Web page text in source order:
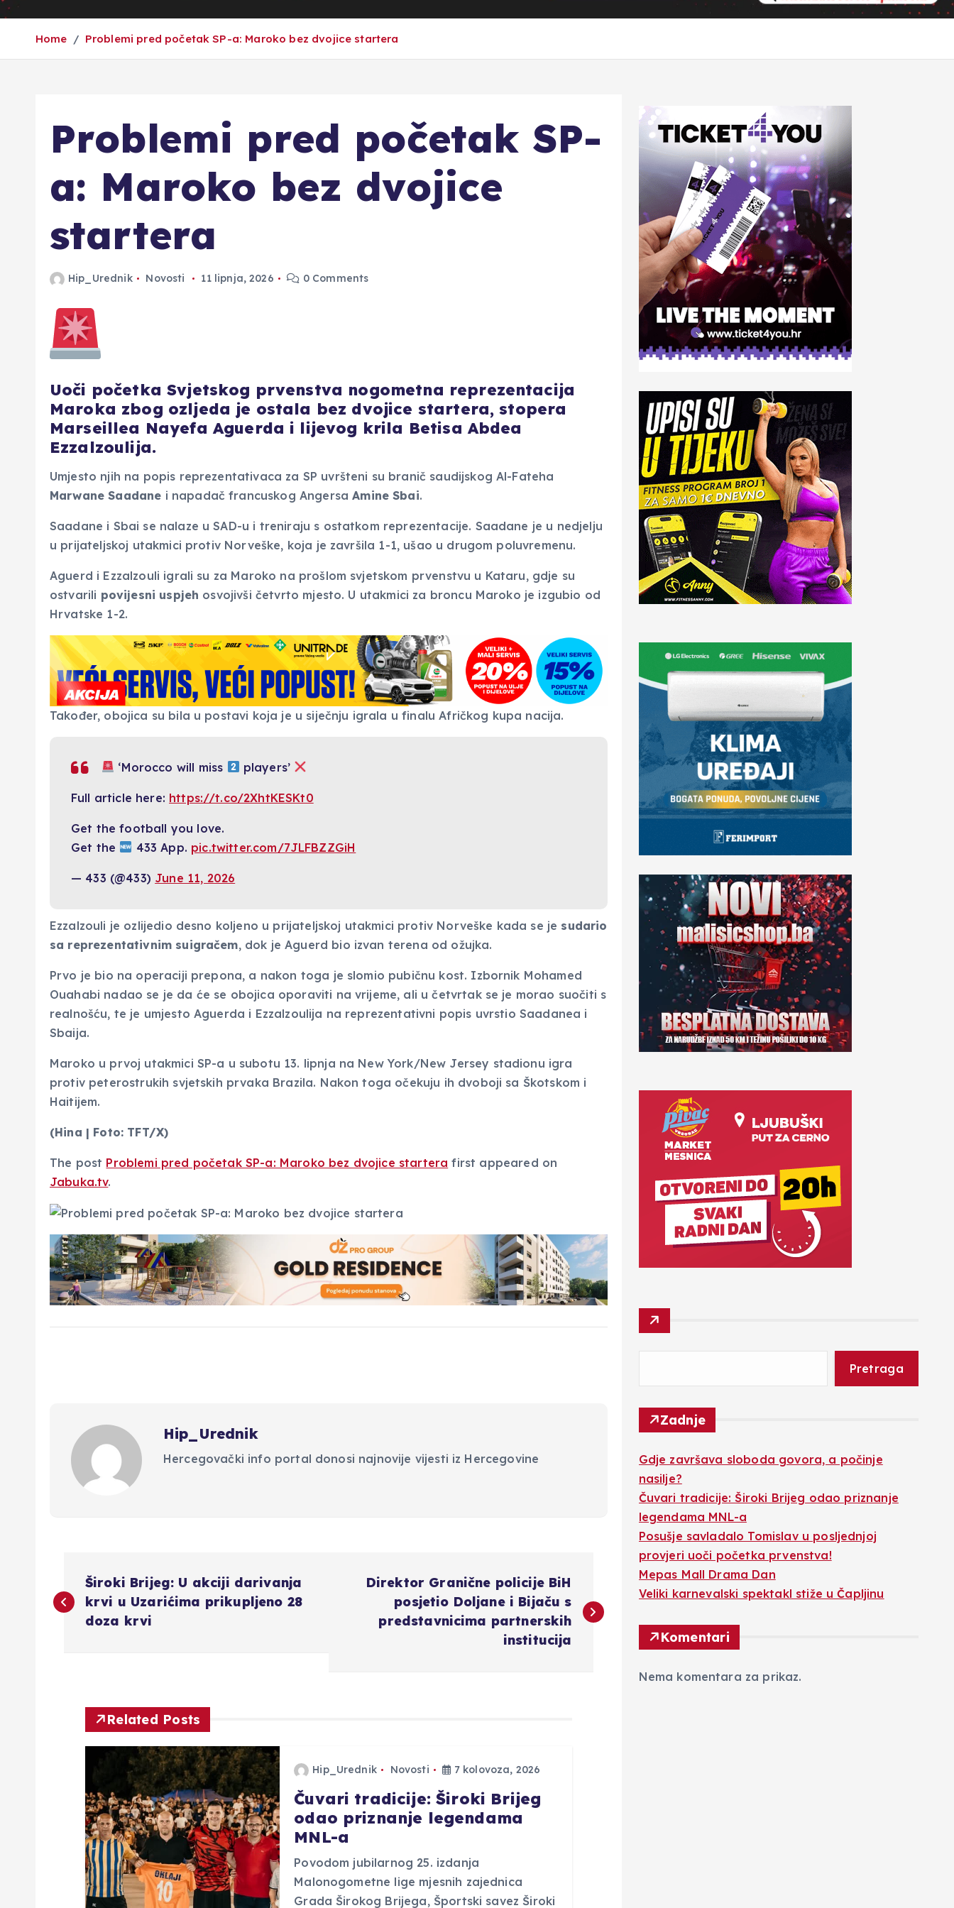
Home Problemi pred početak SP-a: Maroko bez dvojice startera
Problemi pred početak SP-
a: Maroko bez dvojice
startera
Hip_Urednik Novosti 11 lipnja, 2026 0 Comments
Uoči početka Svjetskog prvenstva nogometna reprezentacija
Maroka zbog ozljeda je ostala bez dvojice startera, stopera
Marseillea Nayefa Aguerda i lijevog krila Betisa Abdea
Ezzalzoulija.
Umjesto njih na popis reprezentativaca za SP uvršteni su branič saudijskog Al-Fateha
Marwane Saadane i napadač francuskog AngersaAmine Sbai.
Saadane i Sbai se nalaze u SAD-u i treniraju s ostatkom reprezentacije. Saadane je u nedjelju
u prijateljskoj utakmici protiv Norveške, koja je završila 1-1, ušao u drugom poluvremenu.
Aguerd i Ezzalzouli igrali su za Maroko na prošlom svjetskom prvenstvu u Kataru, gdje su
ostvarili povijesni uspjeh osvojivši četvrto mjesto. U utakmici za broncu Maroko je izgubio od
Hrvatske 1-2.
Također, obojica su bila u postavi koja je u siječnju igrala u finalu Afričkog kupa nacija.
‘Morocco will miss players’
Full article here: https://t.co/2XhtKESKt0
Get the football you love.
Get the
433 App. pic.twitter.com/7JLFBZZGiH
— 433 (@433) June 11, 2026
Ezzalzouli je ozlijedio desno koljeno u prijateljskoj utakmici protiv Norveške kada se je sudario
sa reprezentativnim suigračem, dok je Aguerd bio izvan terena od ožujka.
Prvo je bio na operaciji prepona, a nakon toga je slomio pubičnu kost. Izbornik Mohamed
Ouahabi nadao se je da će se obojica oporaviti na vrijeme, ali u četvrtak se je morao suočiti s
realnošću, te je umjesto Aguerda i Ezzalzoulija na reprezentativni popis uvrstio Saadanea i
Sbaija.
Maroko u prvoj utakmici SP-a u subotu 13. lipnja na New York/New Jersey stadionu igra
protiv peterostrukih svjetskih prvaka Brazila. Nakon toga očekuju ih dvoboji sa Škotskom i
Haitijem.
(Hina | Foto: TFT/X)
The post Problemi pred početak SP-a: Maroko bez dvojice startera first appeared on
Jabuka.tv.
Hip_Urednik
Hercegovački info portal donosi najnovije vijesti iz Hercegovine
a
Široki Brijeg: U akciji darivanja
krvi u Uzarićima prikupljeno 28
doza krvi
Direktor Granične policije BiH
posjetio Doljane i Bijaču s
predstavnicima partnerskih
institucija
Related Posts
Hip_Urednik Novosti 7 kolovoza, 2026
Čuvari tradicije: Široki Brijeg
odao priznanje legendama
MNL-a
Povodom jubilarnog 25. izdanja
Malonogometne lige mjesnih zajednica
Grada Širokog Brijega, Športski savez Široki
Pretraga
Zadnje
Gdje završava sloboda govora, a počinje
nasilje?
Čuvari tradicije: Široki Brijeg odao priznanje
legendama MNL-a
Posušje savladalo Tomislav u posljednjoj
provjeri uoči početka prvenstva!
Mepas Mall Drama Dan
Veliki karnevalski spektakl stiže u Čapljinu
Komentari
Nema komentara za prikaz.